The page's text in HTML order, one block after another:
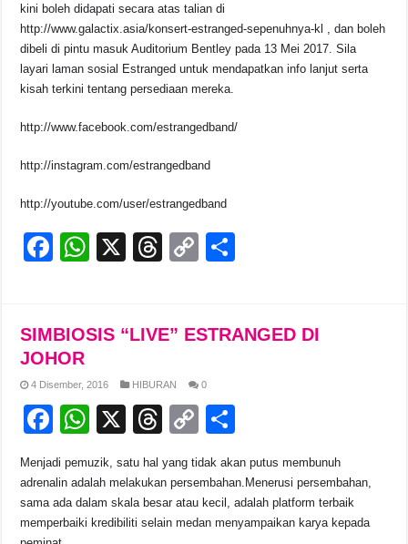
kini boleh didapati secara atas talian di
http://www.galactix.asia/konsert-estranged-sepenuhnya-kl , dan boleh
dibeli di pintu masuk Auditorium Bentley pada 13 Mei 2017. Sila
layari laman sosial Estranged untuk mendapatkan info lanjut serta
kisah terkini tentang persediaan mereka.
http://www.facebook.com/estrangedband/
http://instagram.com/estrangedband
http://youtube.com/user/estrangedband
F
e
b
o
o
k
W
s
p
p
X
T
a
s
C
y
n
k
e
SIMBIOSIS “LIVE” ESTRANGED DI
JOHOR
4 Disember, 2016 HIBURAN 0
F
a
c
e
b
W
h
at
s
A
X
T
e
a
d
C
o
p
y
Li
ar
e
Menjadi pemuzik, satu hal yang tidak akan putus membunuh
adrenalin adalah melakukan persembahan.Menerusi persembahan,
sama ada dalam skala besar atau kecil, adalah platform terbaik
memperbaiki kredibiliti selain medan menyampaikan karya kepada